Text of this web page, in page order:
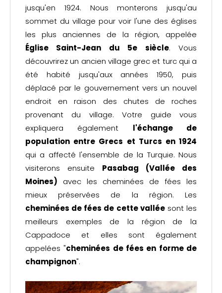
jusqu'en 1924. Nous monterons jusqu'au
sommet du village pour voir l'une des églises
les plus anciennes de la région, appelée
Église Saint-Jean du 5e siècle. Vous
découvrirez un ancien village grec et turc qui a
été habité jusqu'aux années 1950, puis
déplacé par le gouvernement vers un nouvel
endroit en raison des chutes de roches
provenant du village. Votre guide vous
expliquera également l'échange de
population entre Grecs et Turcs en 1924
qui a affecté l'ensemble de la Turquie. Nous
visiterons ensuite Pasabag (Vallée des
Moines) avec les cheminées de fées les
mieux préservées de la région. Les
cheminées de fées de cette valléesont les
meilleurs exemples de la région de la
Cappadoce et elles sont également
appelées "cheminées de fées en forme de
champignon".